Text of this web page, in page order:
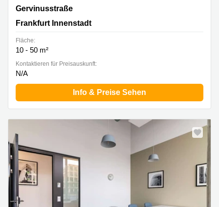
Gervinusstraße 15-17, Frankfurt Innenstadt
Gervinusstraße
Frankfurt Innenstadt
Fläche:
10 - 50 m²
Kontaktieren für Preisauskunft:
N/A
Info & Preise Sehen